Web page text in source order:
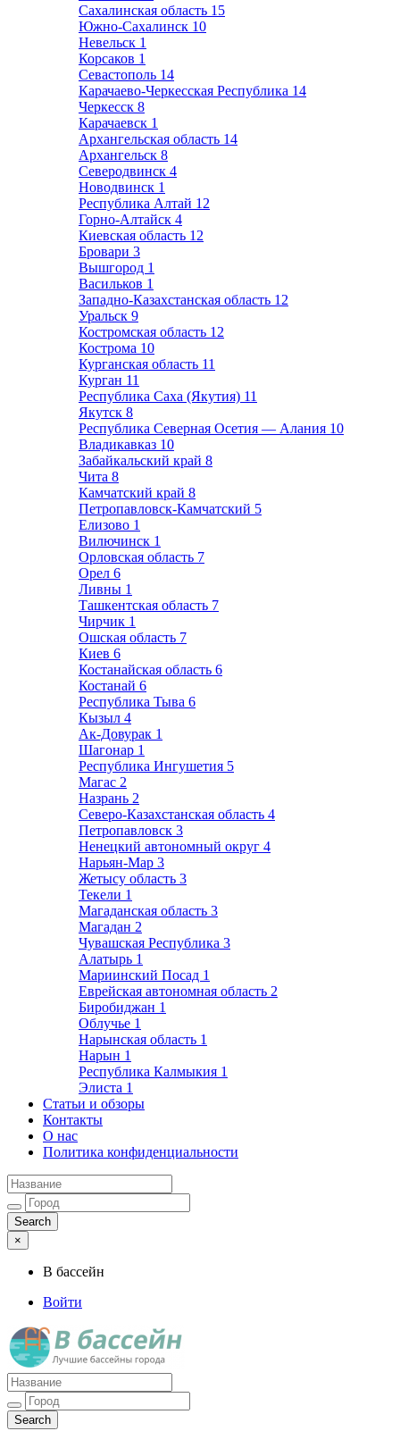
Сахалинская область 15
Южно-Сахалинск 10
Невельск 1
Корсаков 1
Севастополь 14
Карачаево-Черкесская Республика 14
Черкесск 8
Карачаевск 1
Архангельская область 14
Архангельск 8
Северодвинск 4
Новодвинск 1
Республика Алтай 12
Горно-Алтайск 4
Киевская область 12
Бровари 3
Вышгород 1
Васильков 1
Западно-Казахстанская область 12
Уральск 9
Костромская область 12
Кострома 10
Курганская область 11
Курган 11
Республика Саха (Якутия) 11
Якутск 8
Республика Северная Осетия — Алания 10
Владикавказ 10
Забайкальский край 8
Чита 8
Камчатский край 8
Петропавловск-Камчатский 5
Елизово 1
Вилючинск 1
Орловская область 7
Орел 6
Ливны 1
Ташкентская область 7
Чирчик 1
Ошская область 7
Киев 6
Костанайская область 6
Костанай 6
Республика Тыва 6
Кызыл 4
Ак-Довурак 1
Шагонар 1
Республика Ингушетия 5
Магас 2
Назрань 2
Северо-Казахстанская область 4
Петропавловск 3
Ненецкий автономный округ 4
Нарьян-Мар 3
Жетысу область 3
Текели 1
Магаданская область 3
Магадан 2
Чувашская Республика 3
Алатырь 1
Мариинский Посад 1
Еврейская автономная область 2
Биробиджан 1
Облучье 1
Нарынская область 1
Нарын 1
Республика Калмыкия 1
Элиста 1
Статьи и обзоры
Контакты
О нас
Политика конфиденциальности
×
В бассейн
Войти
Лучшие бассейны города